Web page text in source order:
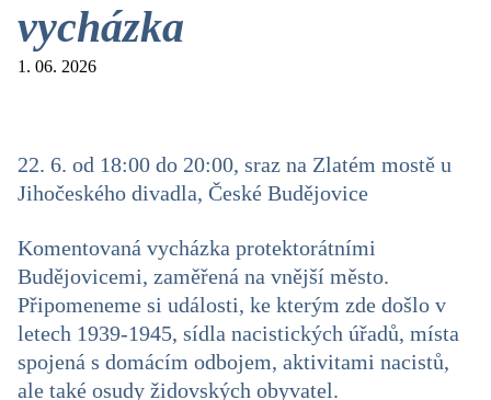
vycházka
1. 06. 2026
22. 6. od 18:00 do 20:00, sraz na Zlatém mostě u
Jihočeského divadla, České Budějovice
Komentovaná vycházka protektorátními
Budějovicemi, zaměřená na vnější město.
Připomeneme si události, ke kterým zde došlo v
letech 1939-1945, sídla nacistických úřadů, místa
spojená s domácím odbojem, aktivitami nacistů,
ale také osudy židovských obyvatel.